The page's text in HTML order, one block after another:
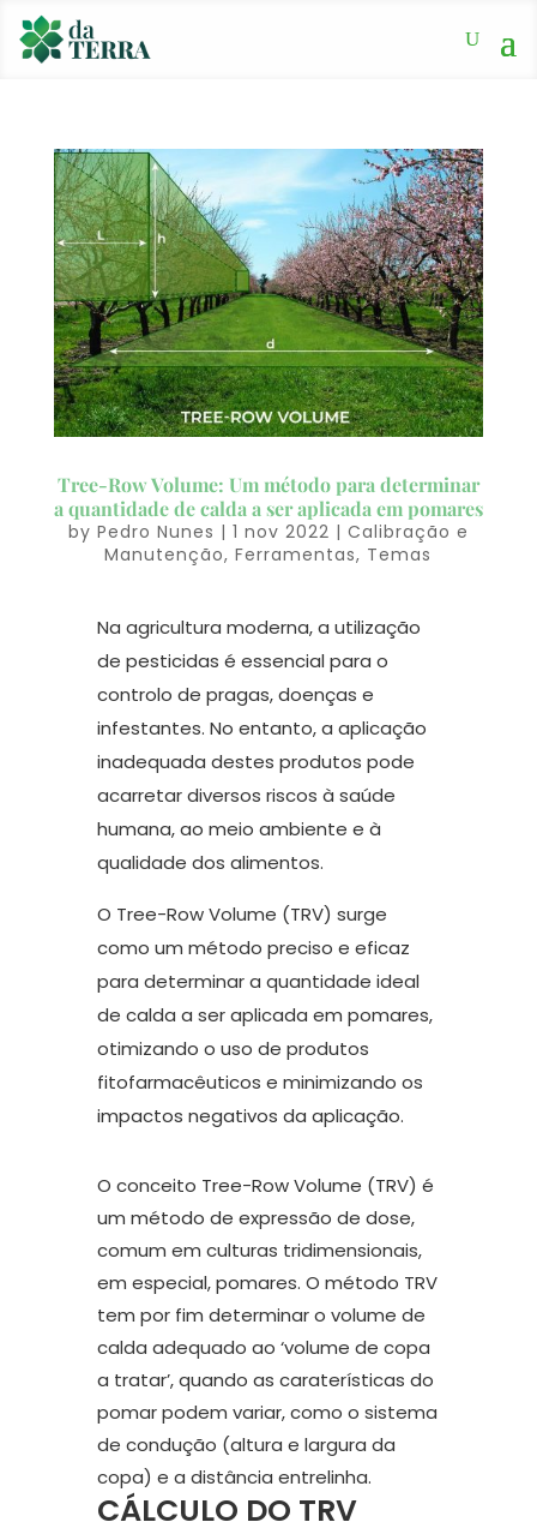
Tree-Row Volume: Um método para determinar
a quantidade de calda a ser aplicada em pomares
by Pedro Nunes | 1 nov 2022 | Calibração e
Manutenção,Ferramentas, Temas
Na agricultura moderna, a utilização
de pesticidas é essencial para o
controlo de pragas, doenças e
infestantes. No entanto, a aplicação
inadequada destes produtos pode
acarretar diversos riscos à saúde
humana, ao meio ambiente e à
qualidade dos alimentos.
O Tree-Row Volume (TRV) surge
como um método preciso e eficaz
para determinar a quantidade ideal
de calda a ser aplicada em pomares,
otimizando o uso de produtos
fitofarmacêuticos e minimizando os
impactos negativos da aplicação.
O conceito Tree-Row Volume (TRV) é
um método de expressão de dose,
comum em culturas tridimensionais,
em especial, pomares. O método TRV
tem por fim determinar o volume de
calda adequado ao ‘volume de copa
a tratar’, quando as caraterísticas do
pomar podem variar, como o sistema
de condução (altura e largura da
copa) e a distância entrelinha.
CÁLCULO DO TRV